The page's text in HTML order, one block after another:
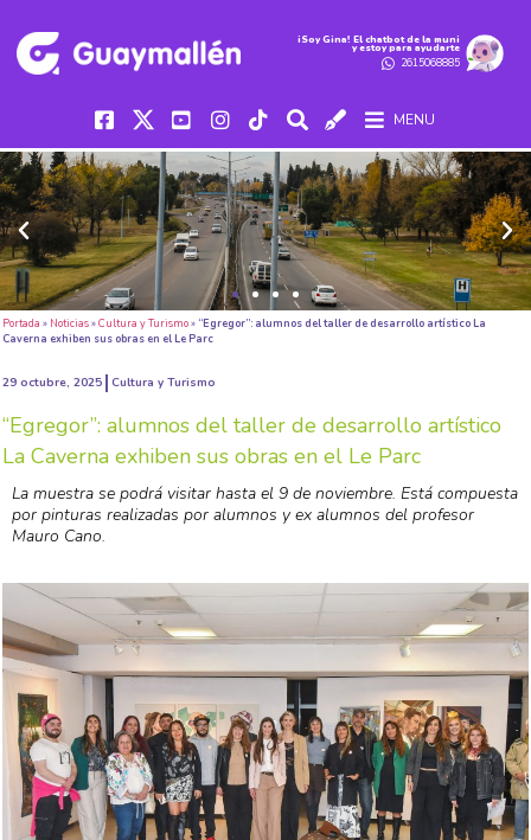
iSoy Gina! El chatbot de la muni
y estoy para ayudarte
2615068885
MENU
Portada » Noticias»Cultura y Turismo» “Egregor”: alumnos del taller de desarrollo artístico La
Caverna exhiben sus obras en el Le Parc
29 octubre, 2025 Cultura y Turismo
“Egregor”: alumnos del taller de desarrollo artístico
La Caverna exhiben sus obras en el Le Parc
La muestra se podrá visitar hasta el 9 de noviembre. Está compuesta
por pinturas realizadas por alumnos y ex alumnos del profesor
Mauro Cano.